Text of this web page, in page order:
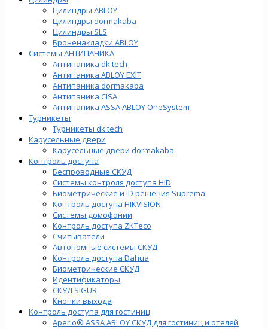
Цилиндры ABLOY
Цилиндры dormakaba
Цилиндры SLS
Броненакладки ABLOY
Системы АНТИПАНИКА
Антипаника dk tech
Антипаника ABLOY EXIT
Антипаника dormakaba
Антипаника СISA
Антипаника ASSA ABLOY OneSystem
Турникеты
Турникеты dk tech
Карусельные двери
Карусельные двери dormakaba
Контроль доступа
Беспроводные СКУД
Системы контроля доступа HID
Биометрические и ID решения Suprema
Контроль доступа HIKVISION
Системы домофонии
Контроль доступа ZKTeco
Считыватели
Автономные системы СКУД
Контроль доступа Dahua
Биометрические СКУД
Идентификаторы
СКУД SIGUR
Кнопки выхода
Контроль доступа для гостиниц
Aperio® ASSA ABLOY СКУД для гостиниц и отелей